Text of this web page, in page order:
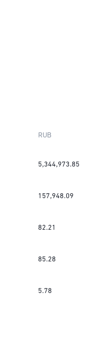
RUB
5,344,973.85
157,948.09
82.21
85.28
5.78